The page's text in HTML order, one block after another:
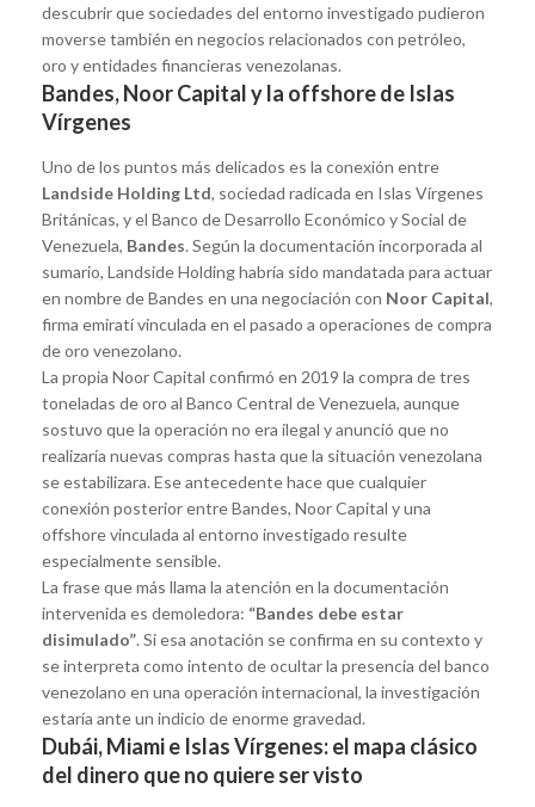
descubrir que sociedades del entorno investigado pudieron
moverse también en negocios relacionados con petróleo,
oro y entidades financieras venezolanas.
Bandes, Noor Capital y la offshore de Islas
Vírgenes
Uno de los puntos más delicados es la conexión entre
Landside Holding Ltd, sociedad radicada en Islas Vírgenes
Británicas, y el Banco de Desarrollo Económico y Social de
Venezuela, Bandes. Según la documentación incorporada al
sumario, Landside Holding habría sido mandatada para actuar
en nombre de Bandes en una negociación con Noor Capital,
firma emiratí vinculada en el pasado a operaciones de compra
de oro venezolano.
La propia Noor Capital confirmó en 2019 la compra de tres
toneladas de oro al Banco Central de Venezuela, aunque
sostuvo que la operación no era ilegal y anunció que no
realizaría nuevas compras hasta que la situación venezolana
se estabilizara. Ese antecedente hace que cualquier
conexión posterior entre Bandes, Noor Capital y una
offshore vinculada al entorno investigado resulte
especialmente sensible.
La frase que más llama la atención en la documentación
intervenida es demoledora: “Bandes debe estar
disimulado”. Si esa anotación se confirma en su contexto y
se interpreta como intento de ocultar la presencia del banco
venezolano en una operación internacional, la investigación
estaría ante un indicio de enorme gravedad.
Dubái, Miami e Islas Vírgenes: el mapa clásico
del dinero que no quiere ser visto